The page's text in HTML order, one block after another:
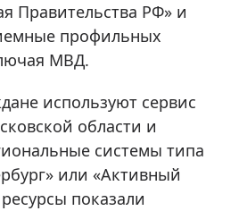
Правительства РФ» и
профильных
МВД.
используют сервис
области и
системы типа
или «Активный
показали